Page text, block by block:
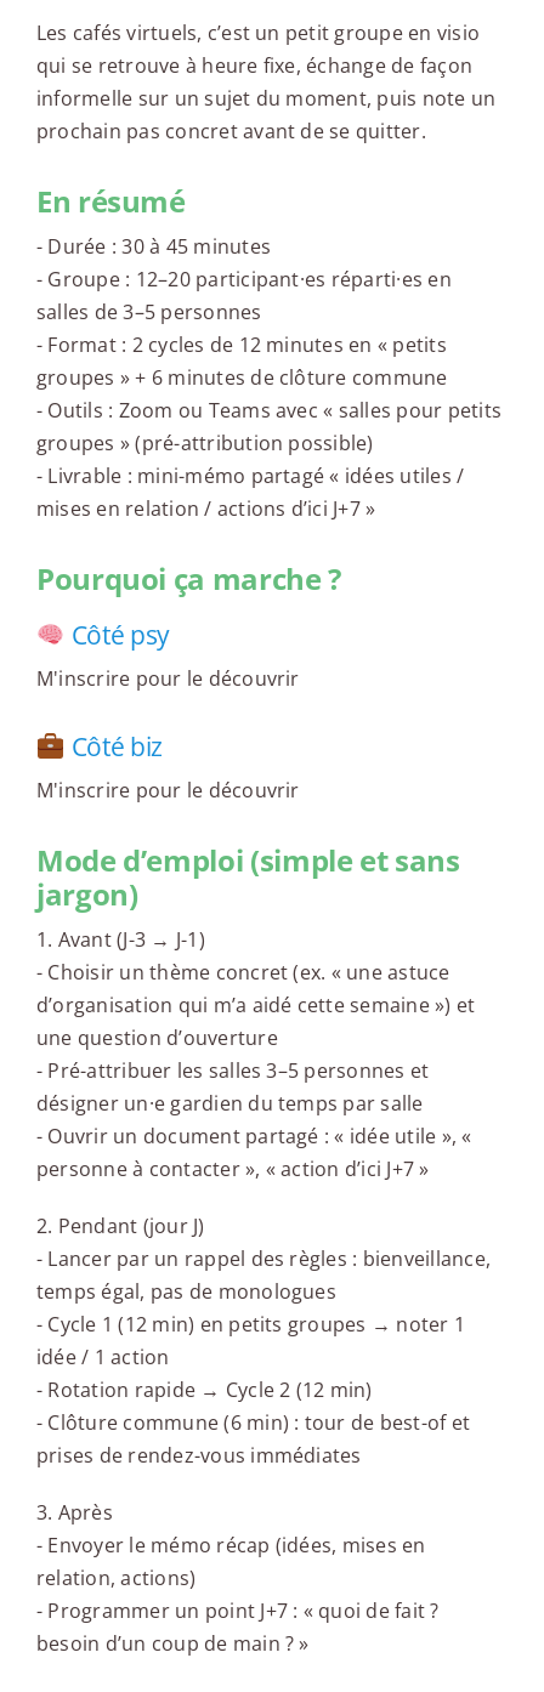
Les cafés virtuels, c’est un petit groupe en visio
qui se retrouve à heure fixe, échange de façon
informelle sur un sujet du moment, puis note un
prochain pas concret avant de se quitter.
En résumé
- Durée : 30 à 45 minutes
- Groupe : 12–20 participant·es réparti·es en
salles de 3–5 personnes
- Format : 2 cycles de 12 minutes en « petits
groupes » + 6 minutes de clôture commune
- Outils : Zoom ou Teams avec « salles pour petits
groupes » (pré-attribution possible)
- Livrable : mini-mémo partagé « idées utiles /
mises en relation / actions d’ici J+7 »
Pourquoi ça marche ?
Côté psy
M'inscrire pour le découvrir
Côté biz
M'inscrire pour le découvrir
Mode d’emploi (simple et sans
jargon)
1. Avant (J-3 → J-1)
- Choisir un thème concret (ex. « une astuce
d’organisation qui m’a aidé cette semaine ») et
une question d’ouverture
- Pré-attribuer les salles 3–5 personnes et
désigner un·e gardien du temps par salle
- Ouvrir un document partagé : « idée utile », «
personne à contacter », « action d’ici J+7 »
2. Pendant (jour J)
- Lancer par un rappel des règles : bienveillance,
temps égal, pas de monologues
- Cycle 1 (12 min) en petits groupes → noter 1
idée / 1 action
- Rotation rapide → Cycle 2 (12 min)
- Clôture commune (6 min) : tour de best-of et
prises de rendez-vous immédiates
3. Après
- Envoyer le mémo récap (idées, mises en
relation, actions)
- Programmer un point J+7 : « quoi de fait ?
besoin d’un coup de main ? »